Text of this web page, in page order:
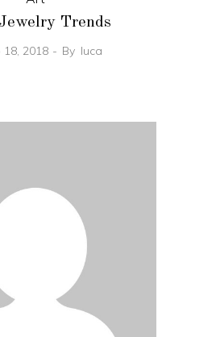
Trends
18, 2018 By luca